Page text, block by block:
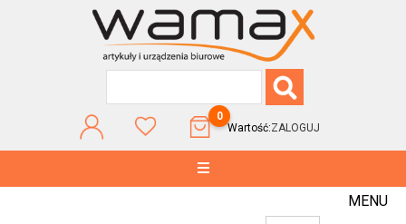
0
Wartość:ZALOGUJ
MENU